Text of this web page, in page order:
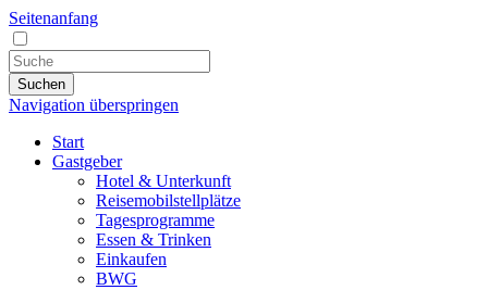
Seitenanfang
Suchen
Navigation überspringen
Start
Gastgeber
Hotel & Unterkunft
Reisemobilstellplätze
Tagesprogramme
Essen & Trinken
Einkaufen
BWG